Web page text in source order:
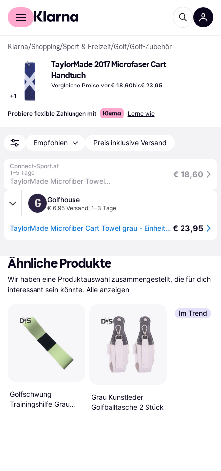
Für Shopper
Klarna/Shopping/Sport & Freizeit/Golf/Golf-Zubehör
+1
TaylorMade 2017 Microfaser Cart
Handtuch
Vergleiche Preise von€ 18,60bis€ 23,95
Probiere flexible Zahlungen mit Lerne wie
Empfohlen Preis inklusive Versand
Connect-Sport.at
1–5 Tage
TaylorMade Microfiber Towel GREY
€ 18,60
G Golfhouse
€ 6,95 Versand, 1–3 Tage
TaylorMade Microfiber Cart Towel grau - Einheitsgröße € 23,95
Ähnliche Produkte
Wir haben eine Produktauswahl zusammengestellt, die für dich
interessant sein könnte. Alle anzeigen
Golfschwung
Trainingshilfe Grau
Grau Kunstleder
Golfballtasche 2 Stück
Im Trend